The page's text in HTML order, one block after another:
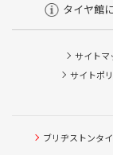
タイヤ館
サイトマ
サイトポ
ブリヂストンタ
タイヤ点検